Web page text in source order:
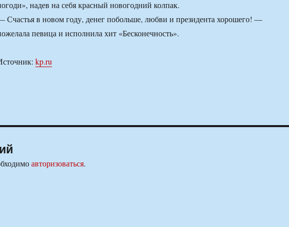
надев на себя красный новогодний колпак.
Счастья в новом году, денег побольше, любви и президента хорошего! —
певица и исполнила хит «Бесконечность».
kp.ru
авторизоваться.